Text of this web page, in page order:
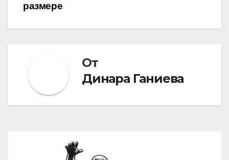
размере
От
Динара Ганиева